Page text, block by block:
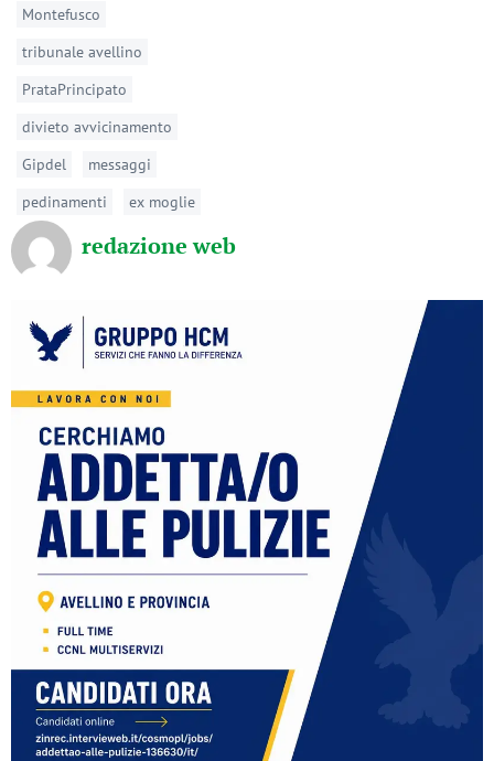
Montefusco
tribunale avellino
PrataPrincipato
divieto avvicinamento
Gipdel
messaggi
pedinamenti
ex moglie
redazione web